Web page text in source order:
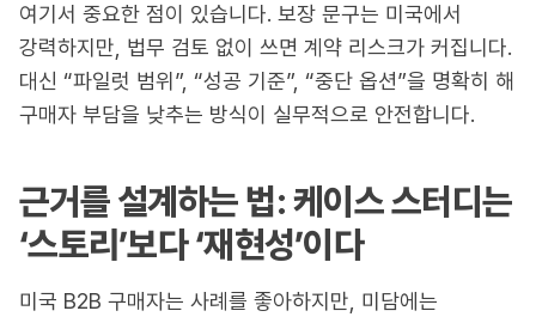
여기서 중요한 점이 있습니다. 보장 문구는 미국에서
강력하지만, 법무 검토 없이 쓰면 계약 리스크가 커집니다.
대신 “파일럿 범위”, “성공 기준”, “중단 옵션”을 명확히 해
구매자 부담을 낮추는 방식이 실무적으로 안전합니다.
근거를 설계하는 법: 케이스 스터디는
‘스토리’보다 ‘재현성’이다
미국 B2B 구매자는 사례를 좋아하지만, 미담에는